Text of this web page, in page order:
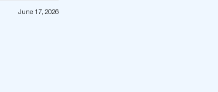
June 17, 2026